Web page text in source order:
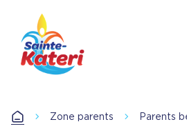
contenu
principal
AccueilZone parents Parents